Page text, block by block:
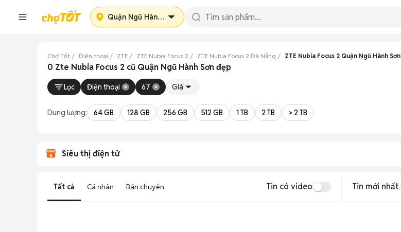
Quận Ngũ Hành Sơn
Chợ Tốt Điện thoại ZTE ZTE Nubia Focus 2 ZTE Nubia Focus 2 Đà Nẵng ZTE Nubia Focus 2 Quận Ngũ Hành Sơn
0 Zte Nubia Focus 2 cũ Quận Ngũ Hành Sơn đẹp
Lọc Điện thoại 67 Giá
Dung lượng: 64 GB 128 GB 256 GB 512 GB 1 TB 2 TB > 2 TB
Siêu thị điện tử
Tất cả Cá nhân Bán chuyên Tin có video Tin mới nhất